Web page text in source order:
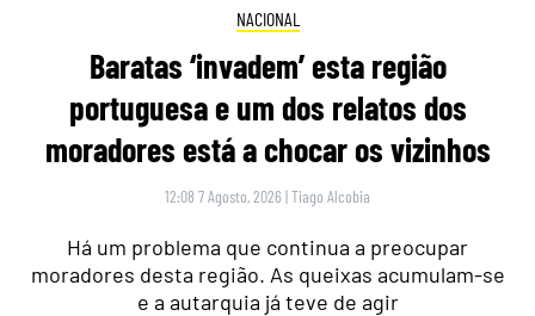
NACIONAL
Baratas ‘invadem’ esta região
portuguesa e um dos relatos dos
moradores está a chocar os vizinhos
12:08 7 Agosto, 2026 |Tiago Alcobia
Há um problema que continua a preocupar
moradores desta região. As queixas acumulam-se
e a autarquia já teve de agir